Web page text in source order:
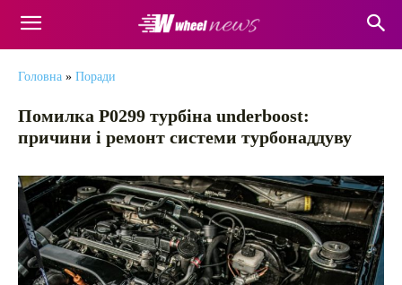
Головна » Поради
Помилка P0299 турбіна underboost:
причини і ремонт системи турбонаддуву